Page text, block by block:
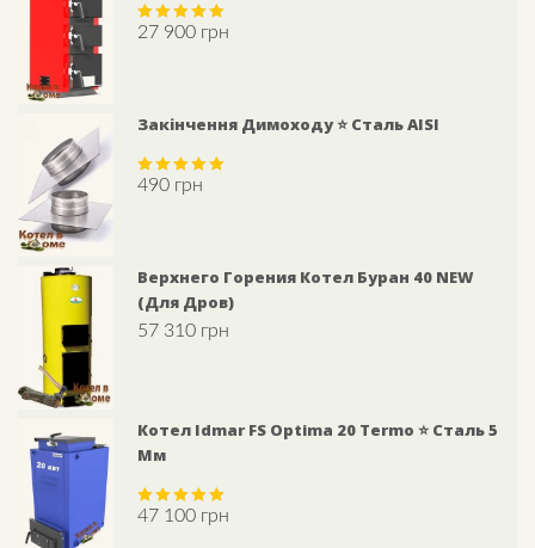
Rated 5.00
27 900 грн
Закінчення Димоходу ⭐ Сталь AISI
Rated5.00
490 грн
Верхнего Горения Котел Буран 40 NEW
(для Дров)
57 310 грн
Котел Idmar FS Optima 20 Termo ⭐ Сталь 5
Мм
Rated 5.00
47 100 грн